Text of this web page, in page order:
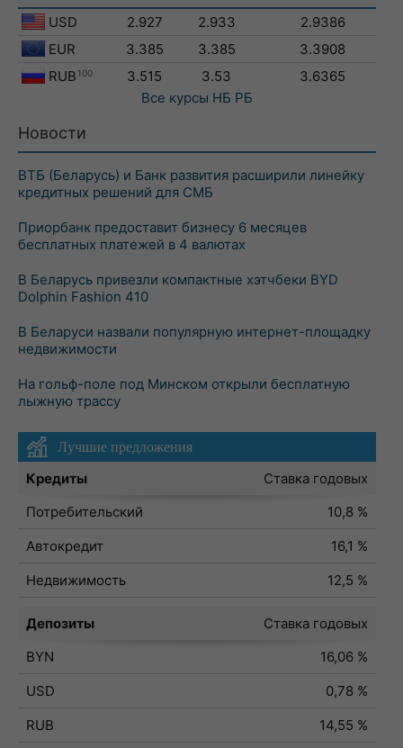
USD 2.927 2.933
2.9386
EUR
3.385 3.385
3.3908
RUB 100 3.515 3.53
3.6365
Все курсы НБ РБ
Новости
ВТБ (Беларусь) и Банк развития расширили линейку
кредитных решений для СМБ
Приорбанк предоставит бизнесу 6 месяцев
бесплатных платежей в 4 валютах
В Беларусь привезли компактные хэтчбеки BYD
Dolphin Fashion 410
В Беларуси назвали популярную интернет-площадку
недвижимости
На гольф-поле под Минском открыли бесплатную
лыжную трассу
Лучшие предложения
Кредиты
Ставка годовых
Потребительский
10,8 %
Автокредит
16,1 %
Недвижимость
12,5 %
Депозиты
Ставка годовых
BYN
16,06 %
USD
0,78 %
RUB
14,55 %